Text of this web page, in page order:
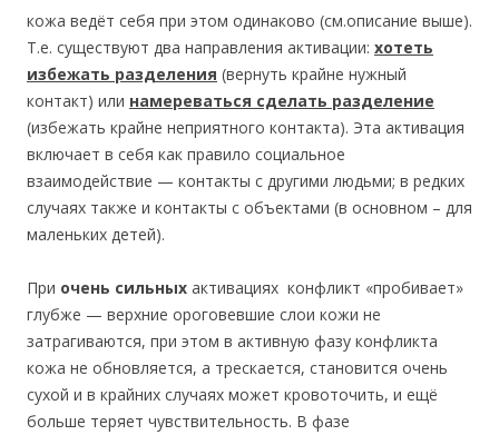
кожа ведёт себя при этом одинаково (см.описание выше).
Т.е. существуют два направления активации: хотеть
избежать разделения (вернуть крайне нужный
контакт) или намереваться сделать разделение
(избежать крайне неприятного контакта). Эта активация
включает в себя как правило социальное
взаимодействие — контакты с другими людьми; в редких
случаях также и контакты с объектами (в основном – для
маленьких детей).
При очень сильных активациях конфликт «пробивает»
глубже — верхние ороговевшие слои кожи не
затрагиваются, при этом в активную фазу конфликта
кожа не обновляется, а трескается, становится очень
сухой и в крайних случаях может кровоточить, и ещё
больше теряет чувствительность. В фазе